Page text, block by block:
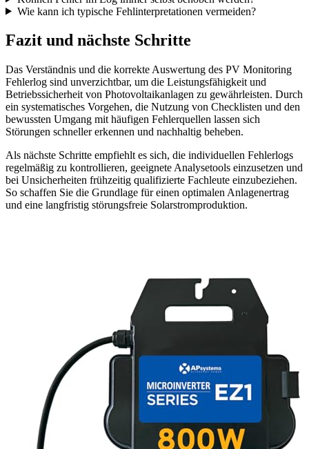
Wie kann ich typische Fehlinterpretationen vermeiden?
Fazit und nächste Schritte
Das Verständnis und die korrekte Auswertung des PV Monitoring
Fehlerlog sind unverzichtbar, um die Leistungsfähigkeit und
Betriebssicherheit von Photovoltaikanlagen zu gewährleisten. Durch
ein systematisches Vorgehen, die Nutzung von Checklisten und den
bewussten Umgang mit häufigen Fehlerquellen lassen sich
Störungen schneller erkennen und nachhaltig beheben.
Als nächste Schritte empfiehlt es sich, die individuellen Fehlerlogs
regelmäßig zu kontrollieren, geeignete Analysetools einzusetzen und
bei Unsicherheiten frühzeitig qualifizierte Fachleute einzubeziehen.
So schaffen Sie die Grundlage für einen optimalen Anlagenertrag
und eine langfristig störungsfreie Solarstromproduktion.